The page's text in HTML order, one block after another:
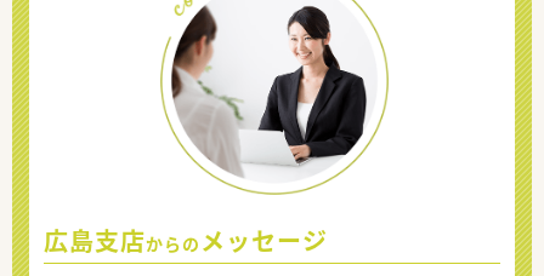
広島支店からの メッセージ